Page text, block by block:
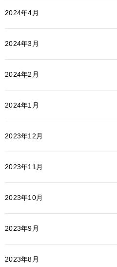
2024年4月
2024年3月
2024年2月
2024年1月
2023年12月
2023年11月
2023年10月
2023年9月
2023年8月